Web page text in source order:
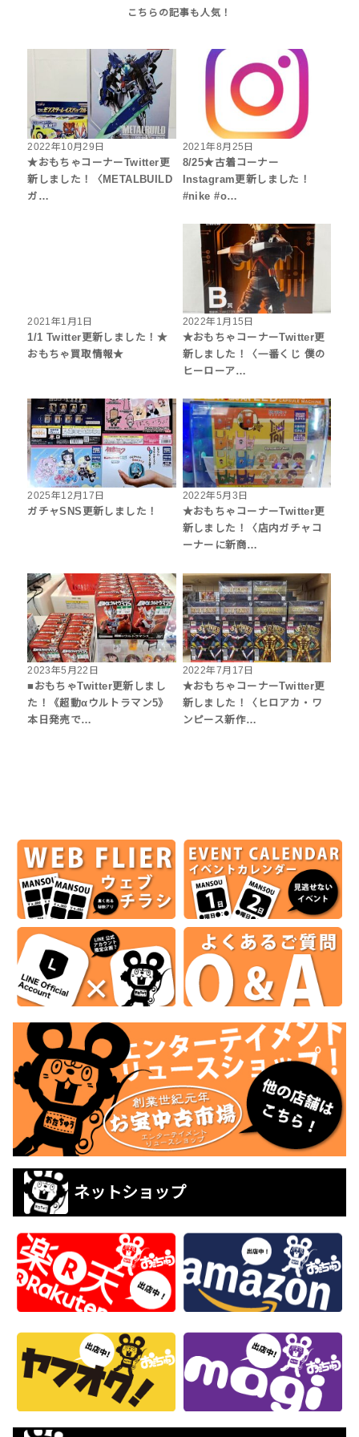
2022年10月29日
★おもちゃコーナーTwitter更
新しました！〈METALBUILD
ガ…
2021年8月25日
8/25★古着コーナー
Instagram更新しました！
#nike #o…
2021年1月1日
1/1 Twitter更新しました！★
おもちゃ買取情報★
2022年1月15日
★おもちゃコーナーTwitter更
新しました！〈一番くじ 僕の
ヒーローア…
2025年12月17日
ガチャSNS更新しました！
2022年5月3日
★おもちゃコーナーTwitter更
新しました！〈店内ガチャコ
ーナーに新商…
2023年5月22日
■おもちゃTwitter更新しまし
た！《超動αウルトラマン5》
本日発売で…
2022年7月17日
★おもちゃコーナーTwitter更
新しました！〈ヒロアカ・ワ
ンピース新作…
ネットショップ